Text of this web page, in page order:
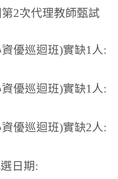
第2次代理教師甄試
優巡迴班)實缺1 人:
優巡迴班)實缺1 人:
優巡迴班)實缺2人:
日期: